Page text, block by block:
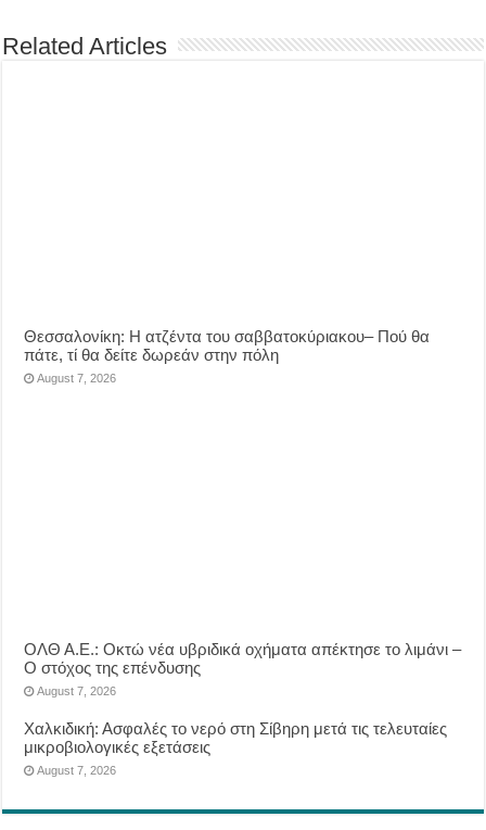
Related Articles
Θεσσαλονίκη: Η ατζέντα του σαββατοκύριακου– Πού θα
πάτε, τί θα δείτε δωρεάν στην πόλη
August 7, 2026
ΟΛΘ Α.Ε.: Οκτώ νέα υβριδικά οχήματα απέκτησε το λιμάνι –
Ο στόχος της επένδυσης
August 7, 2026
Χαλκιδική: Ασφαλές το νερό στη Σίβηρη μετά τις τελευταίες
μικροβιολογικές εξετάσεις
August 7, 2026